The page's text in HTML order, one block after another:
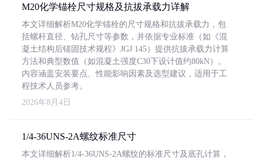
M20化学锚栓尺寸规格及抗拔承载力详解
本文详细解析M20化学锚栓的尺寸规格和抗拔承载力，包
括螺杆直径、钻孔尺寸等参数，并依据专业标准（如《混
凝土结构后锚固技术规程》JGJ 145）提供抗拔承载力计算
方法和典型数值（如混凝土强度C30下设计值约80kN）。
内容涵盖安装要点、性能影响因素及选型建议，适用于工
程技术人员参考。
2026年8月4日
1/4-36UNS-2A螺纹标准尺寸
本文详细解析1/4-36UNS-2A螺纹的标准尺寸及底孔计算，